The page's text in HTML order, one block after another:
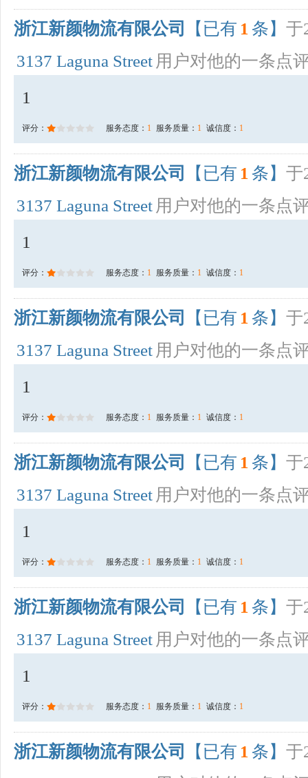
浙江新颜物流有限公司 【已有 1 条】 于
3137 Laguna Street 用户对他的一条点
1
评分： 服务态度： 1 服务质量： 1 诚信度： 1
浙江新颜物流有限公司 【已有 1 条】 于
3137 Laguna Street 用户对他的一条点
1
评分： 服务态度： 1 服务质量： 1 诚信度： 1
浙江新颜物流有限公司 【已有 1 条】 于
3137 Laguna Street 用户对他的一条点
1
评分： 服务态度： 1 服务质量： 1 诚信度： 1
浙江新颜物流有限公司 【已有 1 条】 于
3137 Laguna Street 用户对他的一条点
1
评分： 服务态度： 1 服务质量： 1 诚信度： 1
浙江新颜物流有限公司 【已有 1 条】 于
3137 Laguna Street 用户对他的一条点
1
评分： 服务态度： 1 服务质量： 1 诚信度： 1
浙江新颜物流有限公司 【已有 1 条】 于